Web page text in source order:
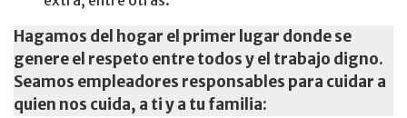
Hagamos del hogar el primer lugar donde se
genere el respeto entre todos y el trabajo digno.
Seamos empleadores responsables para cuidar a
quien nos cuida, a ti y a tu familia: